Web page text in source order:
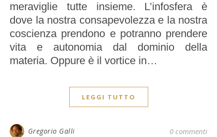
meraviglie tutte insieme. L’infosfera è
dove la nostra consapevolezza e la nostra
coscienza prendono e potranno prendere
vita e autonomia dal dominio della
materia. Oppure è il vortice in…
LEGGI TUTTO
Gregorio Galli 0 commenti